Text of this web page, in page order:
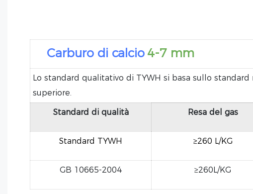
Carburo di calcio 4-7 mm
Lo standard qualitativo di TYWH si basa sullo
superiore.
Standard di qualità Resa del gas
Standard TYWH ≥260 L/KG
GB 10665-2004 ≥260L/KG